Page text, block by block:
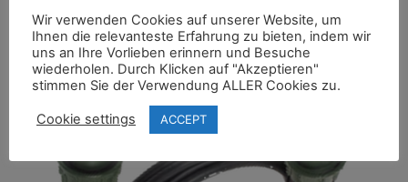
Wir verwenden Cookies auf unserer Website, um
Ihnen die relevanteste Erfahrung zu bieten, indem wir
uns an Ihre Vorlieben erinnern und Besuche
wiederholen. Durch Klicken auf "Akzeptieren"
stimmen Sie der Verwendung ALLER Cookies zu.
Cookie settings ACCEPT